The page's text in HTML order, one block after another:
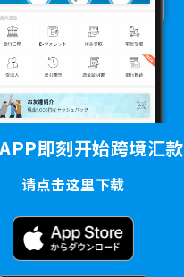
即刻开始跨境汇款
请点击这里下载